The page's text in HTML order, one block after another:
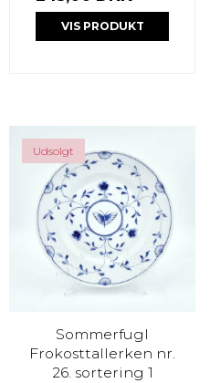
VIS PRODUKT
Udsolgt
Sommerfugl
Frokosttallerken nr.
26. sortering 1